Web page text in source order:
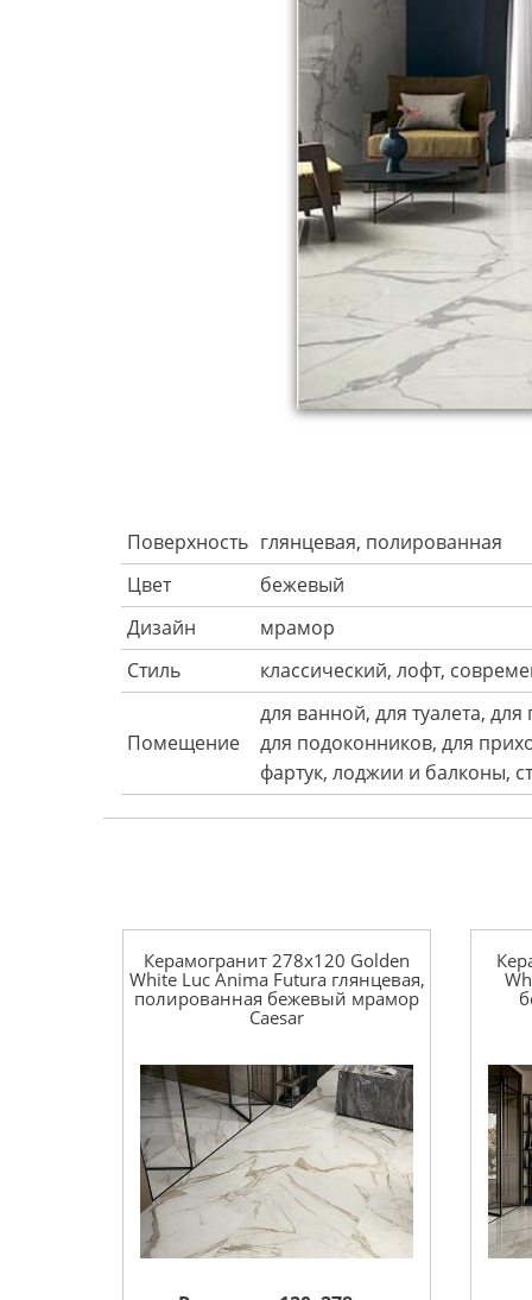
Поверхность глянцевая, полированная
Цвет
бежевый
Дизайн
мрамор
Стиль
классический, лофт,
Помещение
для ванной, для туалета,
для подоконников, для
фартук, лоджии и балконы,
Керамогранит 278x120 Golden
White Luc Anima Futura глянцевая,
полированная бежевый мрамор
Caesar